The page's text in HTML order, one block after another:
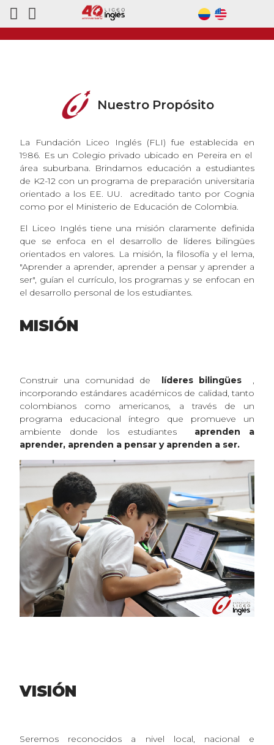
Nuestro Propósito
La Fundación Liceo Inglés (FLI) fue establecida en
1986. Es un Colegio privado ubicado en Pereira en el
área suburbana. Brindamos educación a estudiantes
de K2-12 con un programa de preparación universitaria
orientado a los EE. UU. acreditado tanto por Cognia
como por el Ministerio de Educación de Colombia.
El Liceo Inglés tiene una misión claramente definida
que se enfoca en el desarrollo de líderes bilingües
orientados en valores. La misión, la filosofía y el lema,
"Aprender a aprender, aprender a pensar y aprender a
ser", guían el currículo, los programas y se enfocan en
el desarrollo personal de los estudiantes.
MISIÓN
Construir una comunidad de líderes bilingües
incorporando estándares académicos de calidad, tanto
colombianos como americanos, a través de un
programa educacional íntegro que promueve un
ambiente donde los estudiantes
aprenden a
aprender, aprenden a pensar y aprenden a ser.
VISIÓN
Seremos reconocidos a nivel local, nacional e